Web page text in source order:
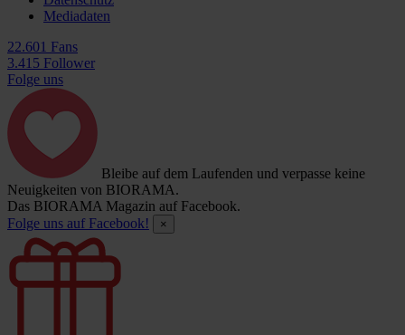
Mediadaten
22.601 Fans
3.415 Follower
Folge uns
Bleibe auf dem Laufenden und verpasse keine
Neuigkeiten von BIORAMA.
Das BIORAMA Magazin auf Facebook.
Folge uns auf Facebook!
×